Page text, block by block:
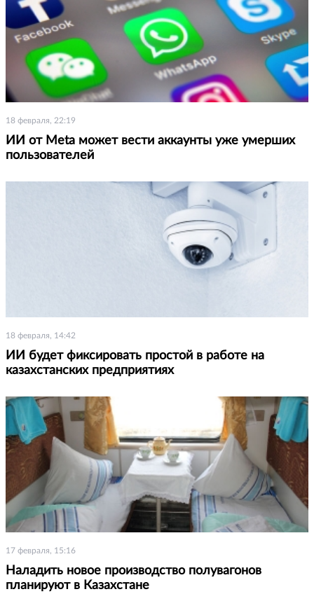
18 февраля, 22:19
ИИ от Meta может вести аккаунты уже умерших
пользователей
18 февраля, 14:42
ИИ будет фиксировать простой в работе на
казахстанских предприятиях
17 февраля, 15:16
Наладить новое производство полувагонов
планируют в Казахстане